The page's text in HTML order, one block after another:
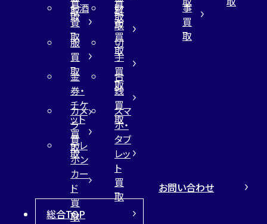
取
買
取
取
取
お酒
買
取
財
布
買
取
服
買
取
切
手
買
取
金
券・
チケ
ット
買
取
古
銭
買
取
カメ
ラ
買
取
スマ
ホ・
タブ
レッ
ト
買
取
テレ
ホン
カー
ド
買
取
事
買
取
総合TOP
お問い合わせ